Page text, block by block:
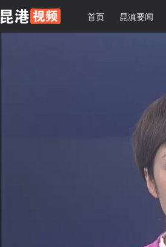
首页 昆滇要闻